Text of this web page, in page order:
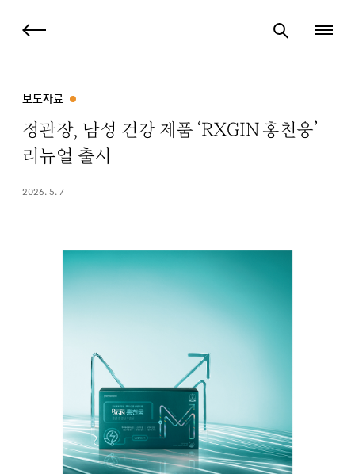
보도자료
정관장, 남성 건강 제품 ‘RXGIN 홍천웅’
리뉴얼 출시
2026. 5. 7